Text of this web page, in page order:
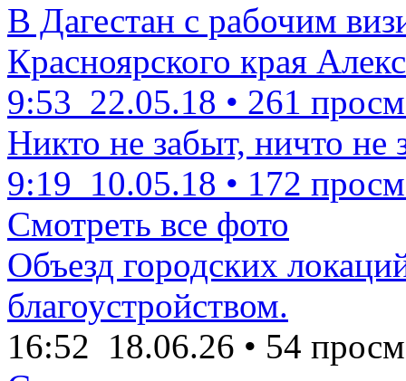
В Дагестан с рабочим
Красноярского края
9:53 22.05.18 • 261
Никто не забыт, ничто не
9:19 10.05.18 • 172
Смотреть все фото
Объезд городских
благоустройством.
16:52 18.06.26 • 54